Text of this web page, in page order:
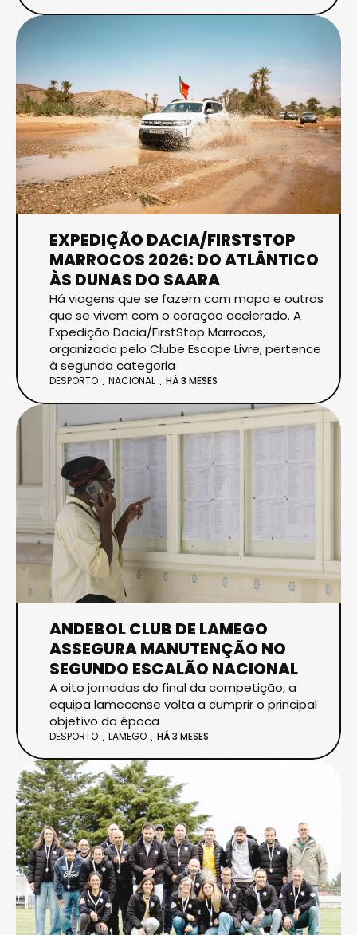
EXPEDIÇÃO DACIA/FIRSTSTOP
MARROCOS 2026: DO ATLÂNTICO
ÀS DUNAS DO SAARA
Há viagens que se fazem com mapa e outras
que se vivem com o coração acelerado. A
Expedição Dacia/FirstStop Marrocos,
organizada pelo Clube Escape Livre, pertence
à segunda categoria
DESPORTO NACIONAL HÁ 3 MESES
ANDEBOL CLUB DE LAMEGO
ASSEGURA MANUTENÇÃO NO
SEGUNDO ESCALÃO NACIONAL
A oito jornadas do final da competição, a
equipa lamecense volta a cumprir o principal
objetivo da época
DESPORTO LAMEGO HÁ 3 MESES